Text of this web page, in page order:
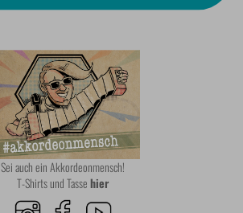
Sei auch ein Akkordeonmensch!
T-Shirts und Tassehier